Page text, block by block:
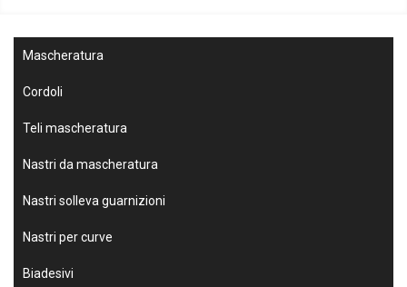
Mascheratura
Cordoli
Teli mascheratura
Nastri da mascheratura
Nastri solleva guarnizioni
Nastri per curve
Biadesivi